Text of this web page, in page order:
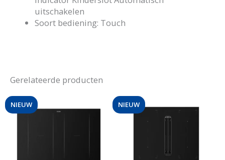
uitschakelen
Soort bediening: Touch
Gerelateerde producten
NIEUW NIEUW